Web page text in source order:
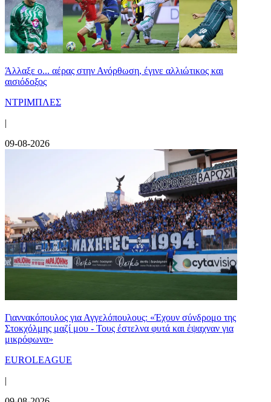
Άλλαξε ο... αέρας στην Ανόρθωση, έγινε αλλιώτικος και
αισιόδοξος
ΝΤΡΙΜΠΛΕΣ
|
09-08-2026
Γιαννακόπουλος για Αγγελόπουλους: «Έχουν σύνδρομο της
Στοκχόλμης μαζί μου - Τους έστελνα φυτά και έψαχναν για
μικρόφωνα»
EUROLEAGUE
|